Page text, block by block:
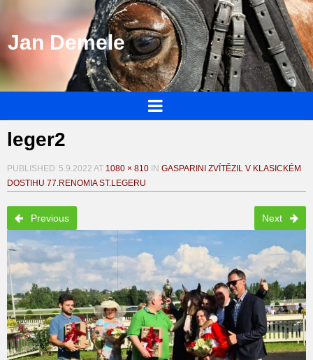
Jan Demele
leger2
PUBLISHED 5.9.2022 AT 1080 × 810 IN GASPARINI ZVÍTĚZIL V KLASICKÉM
DOSTIHU 77.RENOMIA ST.LEGERU
Previous Next